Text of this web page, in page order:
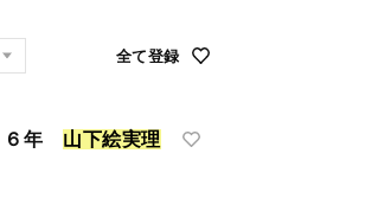
全て登録
６年 山下絵実理